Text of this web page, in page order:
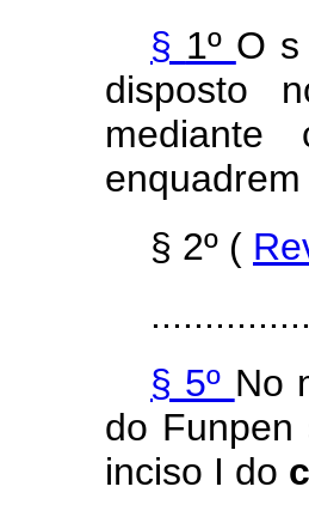
§ 1º O s
disposto n
mediante
§ 2º (
§ 5º No
do Funpen
inciso I do